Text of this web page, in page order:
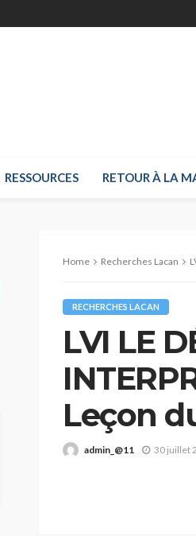
RESSOURCES RETOUR À LA
Home Recherches Lacan
RECHERCHES LACAN
LVI LE
Leçon
admin_@11 30 juillet